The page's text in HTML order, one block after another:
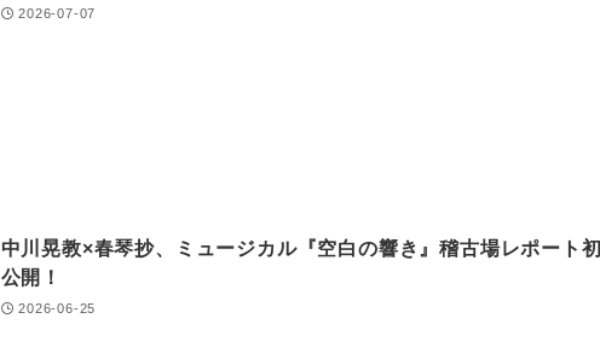
2026-07-07
中川晃教×春琴抄、ミュージカル『空白の響き』稽古場レポート初
公開！
2026-06-25